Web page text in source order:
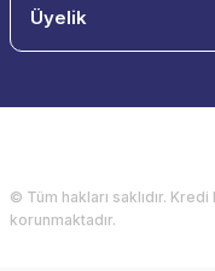
Üyelik
© Tüm hakları saklıdır.
korunmaktadır.